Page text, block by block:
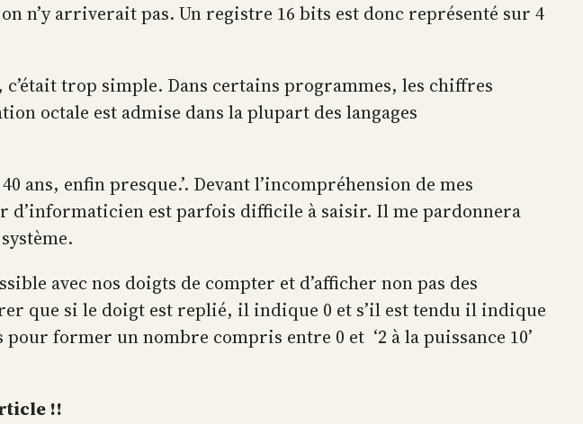
n’y arriverait pas. Un registre 16 bits est donc représenté sur 4
trop simple. Dans certains programmes, les chiffres
octale est admise dans la plupart des langages
ans, enfin presque.’. Devant l’incompréhension de mes
d’informaticien est parfois difficile à saisir. Il me pardonnera
avec nos doigts de compter et d’afficher non pas des
que si le doigt est replié, il indique 0 et s’il est tendu il indique
former un nombre compris entre 0 et ‘2 à la puissance 10’
!!